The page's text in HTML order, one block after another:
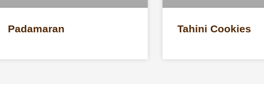
Padamaran Tahini Cookies